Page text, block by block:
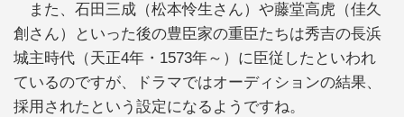
また、石田三成（松本怜生さん）や藤堂高虎（佳久
創さん）といった後の豊臣家の重臣たちは秀吉の長浜
城主時代（天正4年・1573年～）に臣従したといわれ
ているのですが、ドラマではオーディションの結果、
採用されたという設定になるようですね。